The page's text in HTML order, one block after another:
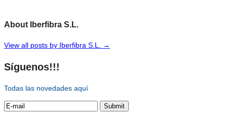
About Iberfibra S.L.
View all posts by Iberfibra S.L. →
Síguenos!!!
Todas las novedades aquí